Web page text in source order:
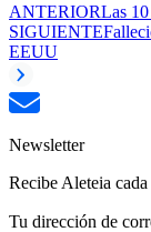
ANTERIORLas
SIGUIENTE
EEUU
Newsletter
Recibe Aleteia
Tu dirección de